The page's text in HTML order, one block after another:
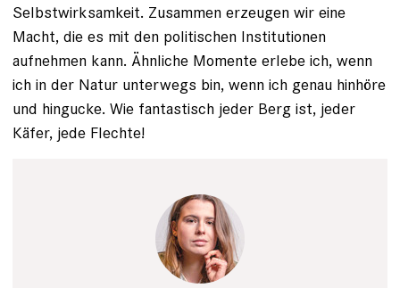
Selbstwirksamkeit. Zusammen erzeugen wir eine
Macht, die es mit den politischen Institutionen
aufnehmen kann. Ähnliche ­Momente erlebe ich, wenn
ich in der Natur unterwegs bin, wenn ich genau hinhöre
und hingucke. Wie fantastisch jeder Berg ist, jeder
Käfer, jede Flechte!